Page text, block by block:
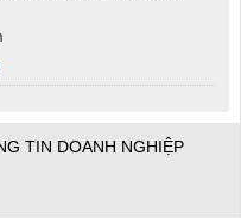
TIN DOANH NGHIỆP